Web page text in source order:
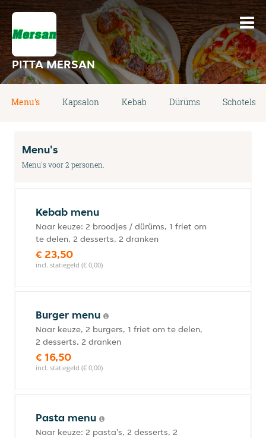
PITTA MERSAN
Menu's Kapsalon Kebab Dürüms Schotels
Menu's
Menu's voor 2 personen.
Kebab menu
Naar keuze: 2 broodjes / dürüms, 1 friet om
te delen, 2 desserts, 2 dranken
€ 23,50
incl. statiegeld (€ 0,00)
Burger menu
Naar keuze, 2 burgers, 1 friet om te delen,
2 desserts, 2 dranken
€ 16,50
incl. statiegeld (€ 0,00)
Pasta menu
Naar keuze: 2 pasta's, 2 desserts, 2